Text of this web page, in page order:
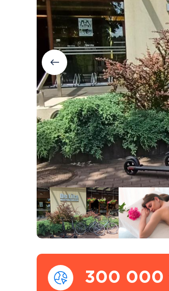
Болгария
Велинград
Грузия
Боржоми
300 000